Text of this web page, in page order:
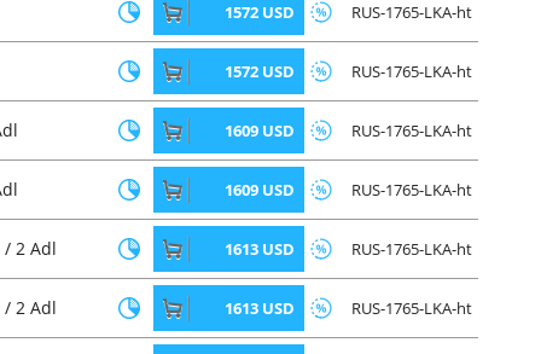
1572 USD RUS-1765-LKA-ht
1572 USD RUS-1765-LKA-ht
1609 USD RUS-1765-LKA-ht
1609 USD RUS-1765-LKA-ht
2 Adl 1613 USD RUS-1765-LKA-ht
2 Adl 1613 USD RUS-1765-LKA-ht